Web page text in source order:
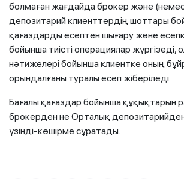
болмаған жағдайда брокер және
депозитарий клиенттердің шоттары
қағаздарды есептен шығару және
бойынша тиісті операциялар жүргізеді,
нәтижелері бойынша клиентке оның
орындалғаны туралы есеп жіберіледі.
Бағалы қағаздар бойынша құқықтарын
брокерден не Орталық депозитарийден
үзінді-көшірме сұратады.